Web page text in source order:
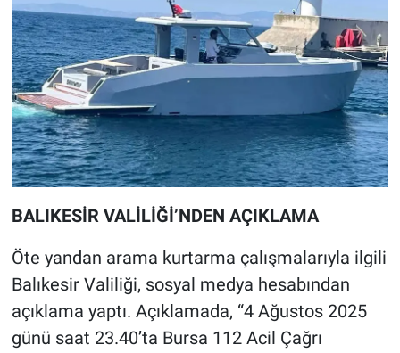
BALIKESİR VALİLİĞİ’NDEN AÇIKLAMA
Öte yandan arama kurtarma çalışmalarıyla ilgili
Balıkesir Valiliği, sosyal medya hesabından
açıklama yaptı. Açıklamada, “4 Ağustos 2025
günü saat 23.40’ta Bursa 112 Acil Çağrı